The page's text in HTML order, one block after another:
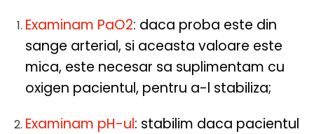
Examinam PaO2: daca proba este din
sange arterial, si aceasta valoare este
mica, este necesar sa suplimentam cu
oxigen pacientul, pentru a-l stabiliza;
Examinam pH-ul: stabilim daca pacientul